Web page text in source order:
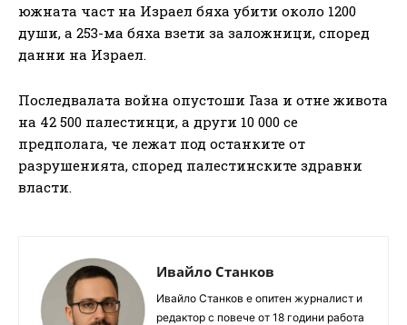
южната част на Израел бяха убити около 1200
души, а 253-ма бяха взети за заложници, според
данни на Израел.
Последвалата война опустоши Газа и отне живота
на 42 500 палестинци, а други 10 000 се
предполага, че лежат под останките от
разрушенията, според палестинските здравни
власти.
Ивайло Станков
Ивайло Станков е опитен журналист и
редактор с повече от 18 години работа